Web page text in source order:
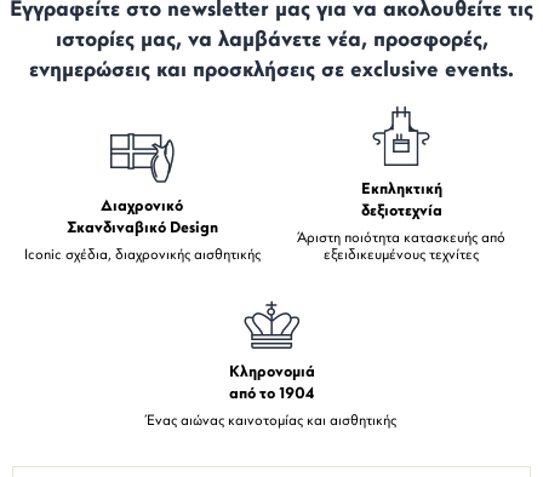
Εγγραφείτε στο newsletter μας για να ακολουθείτε τις
ιστορίες μας, να λαμβάνετε νέα, προσφορές,
ενημερώσεις και προσκλήσεις σε exclusive events.
Διαχρονικό
Σκανδιναβικό Design
Iconic σχέδια, διαχρονικής αισθητικής
Εκπληκτική
δεξιοτεχνία
Άριστη ποιότητα κατασκευής από
εξειδικευμένους τεχνίτες
Κληρονομιά
από το 1904
Ένας αιώνας καινοτομίας και αισθητικής